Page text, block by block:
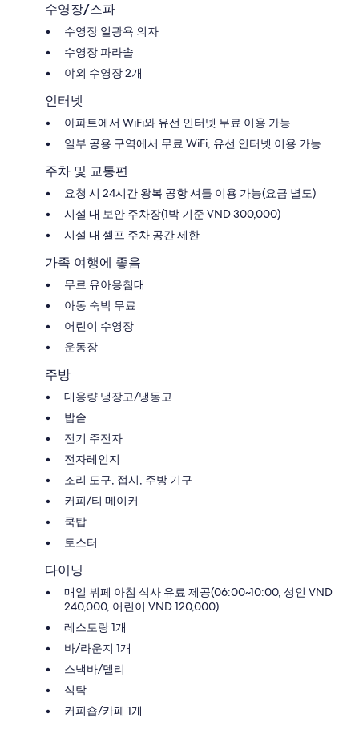
수영장/스파
수영장 일광욕 의자
수영장 파라솔
야외 수영장 2개
인터넷
아파트에서 WiFi와 유선 인터넷 무료 이용 가능
일부 공용 구역에서 무료 WiFi, 유선 인터넷 이용 가능
주차 및 교통편
요청 시 24시간 왕복 공항 셔틀 이용 가능(요금 별도)
시설 내 보안 주차장(1박 기준 VND 300,000)
시설 내 셀프 주차 공간 제한
가족 여행에 좋음
무료 유아용침대
아동 숙박 무료
어린이 수영장
운동장
주방
대용량 냉장고/냉동고
밥솥
전기 주전자
전자레인지
조리 도구, 접시, 주방 기구
커피/티 메이커
쿡탑
토스터
다이닝
매일 뷔페 아침 식사 유료 제공(06:00~10:00, 성인 VND
240,000, 어린이 VND 120,000)
레스토랑 1개
바/라운지 1개
스낵바/델리
식탁
커피숍/카페 1개